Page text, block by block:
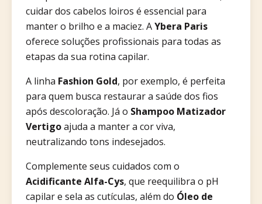
cuidar dos cabelos loiros é essencial para
manter o brilho e a maciez. AYbera Paris
oferece soluções profissionais para todas as
etapas da sua rotina capilar.
A linha Fashion Gold, por exemplo, é perfeita
para quem busca restaurar a saúde dos fios
após descoloração. Já o Shampoo Matizador
Vertigoajuda a manter a cor viva,
neutralizando tons indesejados.
Complemente seus cuidados com o
Acidificante Alfa-Cys, que reequilibra o pH
capilar e sela as cutículas, além do Óleo de